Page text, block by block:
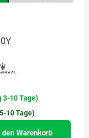
3-10 Tage)
10 Tage)
den Warenkorb